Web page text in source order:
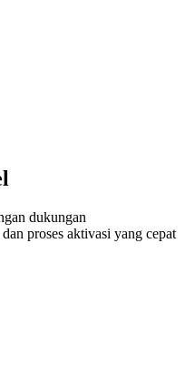
dukungan
proses aktivasi yang cepat